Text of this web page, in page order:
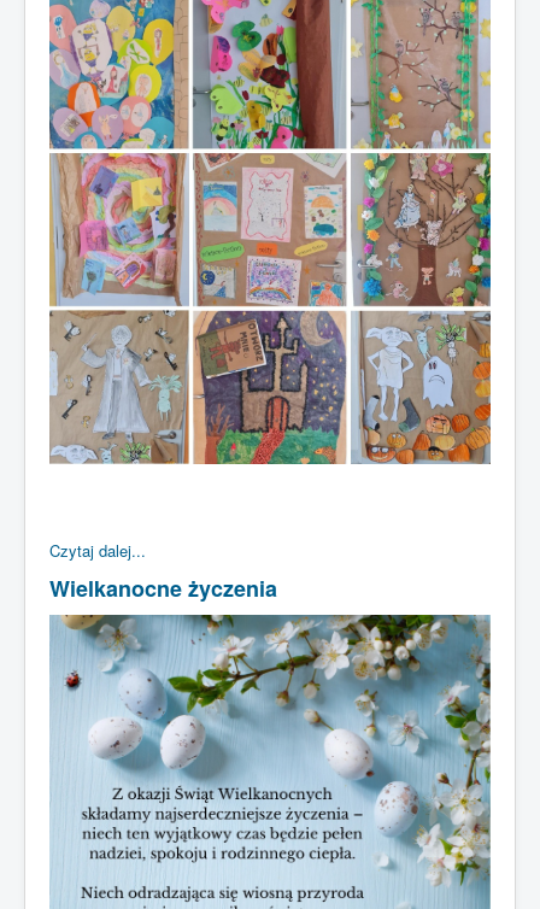
Czytaj dalej...
Wielkanocne życzenia